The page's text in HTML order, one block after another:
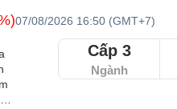
07/08/2026 16:50 (GMT+7)
Cấp 3
Ngành